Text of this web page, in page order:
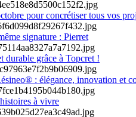
pour concrétiser tous vos
signature : Pierret
durable grâce à Topcret !
: élégance, innovation et
à vivre